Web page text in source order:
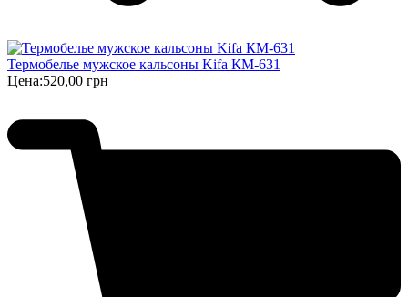
Термобелье мужское кальсоны Kifa КМ-631
Цена:520,00 грн